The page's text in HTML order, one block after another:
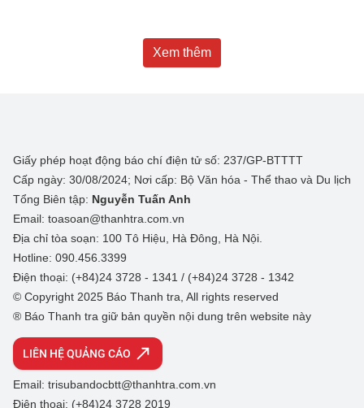
Xem thêm
Giấy phép hoạt động báo chí điện tử số: 237/GP-BTTTT
Cấp ngày: 30/08/2024; Nơi cấp: Bộ Văn hóa - Thể thao và Du lịch
Tổng Biên tập: Nguyễn Tuấn Anh
Email: toasoan@thanhtra.com.vn
Địa chỉ tòa soạn: 100 Tô Hiệu, Hà Đông, Hà Nội.
Hotline: 090.456.3399
Điện thoại: (+84)24 3728 - 1341 / (+84)24 3728 - 1342
© Copyright 2025 Báo Thanh tra, All rights reserved
® Báo Thanh tra giữ bản quyền nội dung trên website này
LIÊN HỆ QUẢNG CÁO
Email: trisubandocbtt@thanhtra.com.vn
Điện thoại: (+84)24 3728 2019